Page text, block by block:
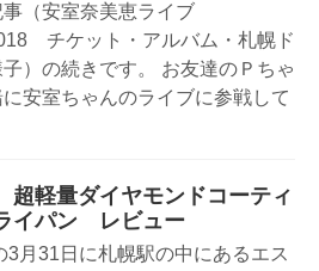
（安室奈美恵ライブ
チケット・アルバム・札幌ド
）の続きです。 お友達のＰちゃ
に安室ちゃんのライブに参戦して
軽量ダイヤモンドコーティ
イパン レビュー
3月31日に札幌駅の中にあるエス